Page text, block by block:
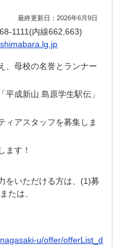
最終更新日：2026年6月9日
1111(内線662,663)
、母校の名誉とランナー
成新山 島原学生駅伝」
ィアスタッフを募集しま
ます！
をいただける方は、(1)募
たは、
u/offer/offerList_d